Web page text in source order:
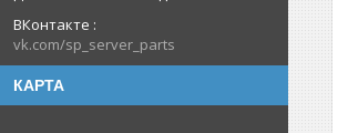
ВКонтакте
vk.com/sp_server_parts
КАРТА